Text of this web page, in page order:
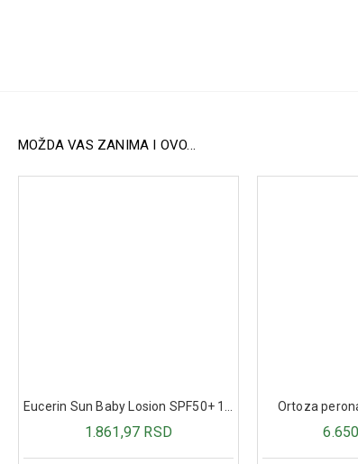
MOŽDA VAS ZANIMA I OVO...
1.861,97 RSD
Ortoza